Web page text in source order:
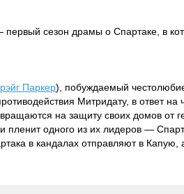
первый сезон драмы о Спартаке, в
Паркер), побуждаемый
Митридату, в ответ
на защиту своих домов от
пленит одного из их лидеров —
в кандалах отправляют в Капую,